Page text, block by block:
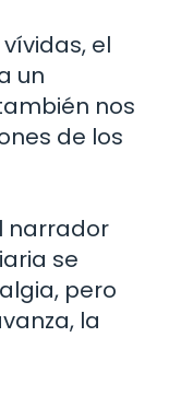
el
un
nos
de los
narrador
se
pero
la